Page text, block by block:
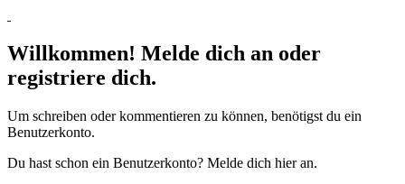
Willkommen! Melde dich an oder
registriere dich.
Um schreiben oder kommentieren zu können, benötigst du ein
Benutzerkonto.
Du hast schon ein Benutzerkonto? Melde dich hier an.